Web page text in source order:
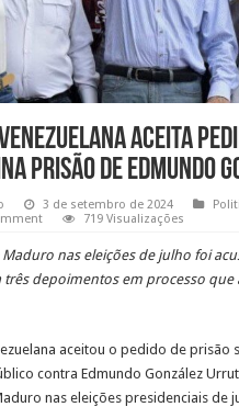
aceita
prisão de Edmundo
3 de setembro de 2024
719 Visualizações
nas eleições de julho foi
três depoimentos em processo
aceitou o pedido de prisão
contra Edmundo González
nas eleições presidenciais de